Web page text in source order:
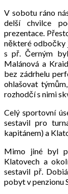
V sobotu ráno
delší chvilce
prezentace.
některé odbočky
s př. Černým
Malánová a
bez zádrhelu
ohlašovat
rozhodčí s nimi
Celý sportovní
sestavil pro
kapitánem) a
Mimo jiné byl
Klatovech a
sestavil př.
pobyt v penzionu